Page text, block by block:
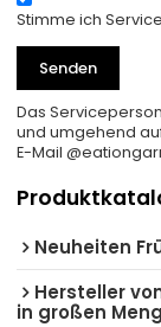
Stimme ich
Senden
Das
und umgehend
E-Mail
Neuheiten
Hersteller
in großen